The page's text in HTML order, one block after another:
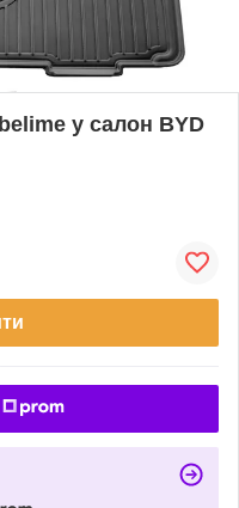
у салон BYD